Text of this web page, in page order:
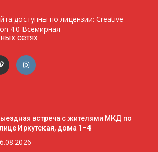
доступны по лицензии: Creative
4.0 Всемирная
сетях
встреча с жителями МКД по
Иркутская, дома 1–4